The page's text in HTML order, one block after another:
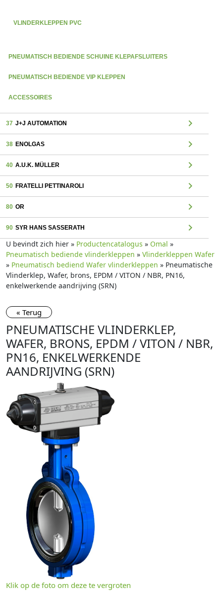
VLINDERKLEPPEN PVC
PNEUMATISCH BEDIENDE SCHUINE KLEPAFSLUITERS
PNEUMATISCH BEDIENDE VIP KLEPPEN
ACCESSOIRES
37 J+J AUTOMATION chevron_right
38 ENOLGAS chevron_right
40 A.U.K. MÜLLER chevron_right
50 FRATELLI PETTINAROLI chevron_right
80 OR chevron_right
90 SYR HANS SASSERATH chevron_right
U bevindt zich hier » Productencatalogus » Omal »
Pneumatisch bediende vlinderkleppen » Vlinderkleppen Wafer
» Pneumatisch bediend Wafer vlinderkleppen » Pneumatische
Vlinderklep, Wafer, brons, EPDM / VITON / NBR, PN16,
enkelwerkende aandrijving (SRN)
« Terug
PNEUMATISCHE VLINDERKLEP,
WAFER, BRONS, EPDM / VITON / NBR,
PN16, ENKELWERKENDE
AANDRIJVING (SRN)
Klik op de foto om deze te vergroten